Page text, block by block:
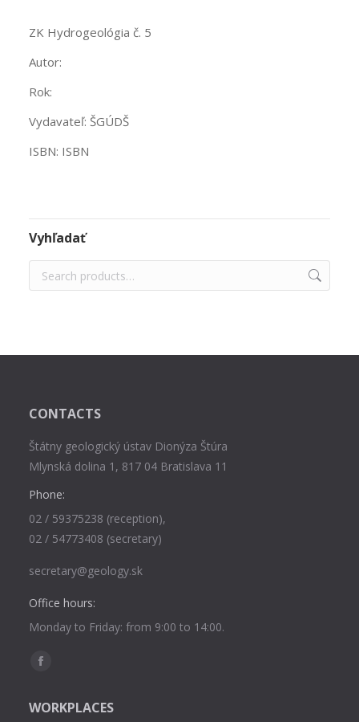
ZK Hydrogeológia č. 5
Autor:
Rok:
Vydavateľ: ŠGÚDŠ
ISBN: ISBN
Vyhľadať
CONTACTS
Štátny geologický ústav Dionýza Štúra
Mlynská dolina 1, 817 04 Bratislava 11
Phone:
02 / 59375238 (reception),
02 / 54773408 (secretary)
secretary@geology.sk
Office hours:
Monday to Friday: from 9:00 to 14:00.
Find us on:
Facebook
opens
WORKPLACES